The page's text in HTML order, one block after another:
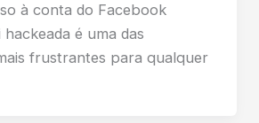
à conta do Facebook
é uma das
frustrantes para qualquer